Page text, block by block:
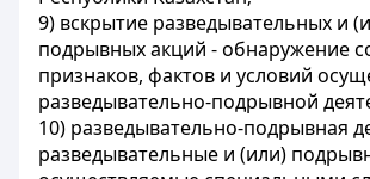
9) вскрытие разведывательных и
подрывных акций - обнаружение
признаков, фактов и условий
разведывательно-подрывной
10) разведывательно-подрывная
разведывательные и (или)